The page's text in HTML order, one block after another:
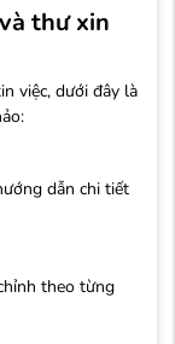
thư xin
việc, dưới đây là
dẫn chi tiết
theo từng